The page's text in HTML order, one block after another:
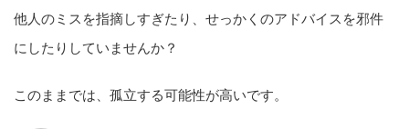
他人のミスを指摘しすぎたり、せっかくのアドバイスを邪件
にしたりしていませんか？
このままでは、孤立する可能性が高いです。